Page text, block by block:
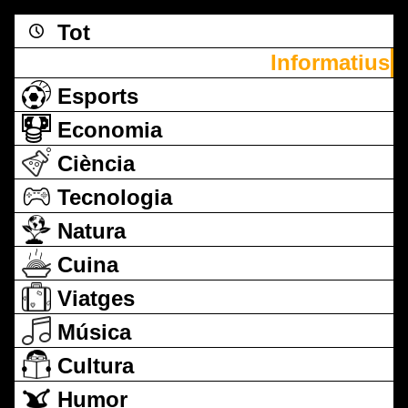
Tot
Informatius
Esports
Economia
Ciència
Tecnologia
Natura
Cuina
Viatges
Música
Cultura
Humor